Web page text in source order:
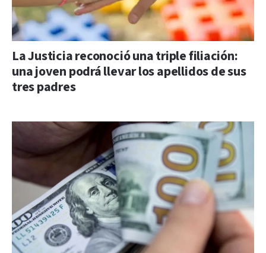
La Justicia reconoció una triple filiación:
una joven podrá llevar los apellidos de sus
tres padres